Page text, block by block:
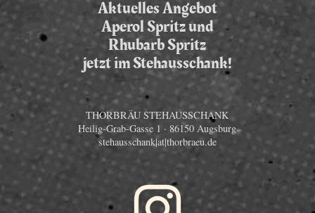
Aktuelles Angebot
Aperol Spritz und
Rhubarb Spritz
jetzt im Stehausschank!
THORBRÄU STEHAUSSCHANK
Heilig-Grab-Gasse 1 · 86150 Augsburg
stehausschank|at|thorbraeu.de